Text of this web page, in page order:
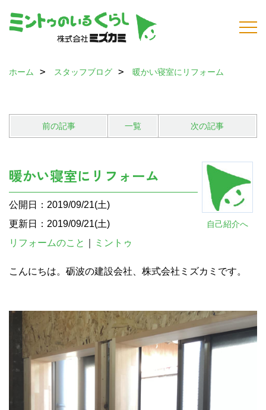
ホーム スタッフブログ 暖かい寝室にリフォーム
前の記事 一覧 次の記事
自己紹介へ
暖かい寝室にリフォーム
公開日：2019/09/21(土)
更新日：2019/09/21(土)
リフォームのこと
ミントゥ
こんにちは。砺波の建設会社、株式会社ミズカミです。